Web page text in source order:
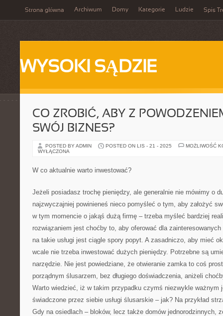
Strona główna Archiwum Domy Kategorie Ludzie Spis
WYSOKI SĄDZIE
CO ZROBIĆ, ABY Z
SWÓJ BIZNES?
POSTED BY ADMIN POSTED ON LIS - 21 - 2025
MOŻLIWOŚĆ
WYŁĄCZONA
W co aktualnie warto inwestować?
Jeżeli posiadasz trochę pieniędzy, ale generalnie nie mówimy o
najzwyczajniej powinieneś nieco pomyśleć o tym, aby założyć
w tym momencie o jakąś dużą firmę – trzeba myśleć bardziej
rozwiązaniem jest choćby to, aby oferować dla
na takie usługi jest ciągle spory popyt. A zasadniczo, aby mieć
wcale nie trzeba inwestować dużych pieniędzy. Potrzebne są
narzędzie. Nie jest powiedziane, że otwieranie zamka to coś
porządnym ślusarzem, bez długiego doświadczenia, aniżeli
Warto wiedzieć, iż w takim przypadku czymś niezwykle ważnym
świadczone przez siebie usługi ślusarskie – jak? Na przykład
Gdy na osiedlach – bloków, lecz także domów jednorodzinnych,